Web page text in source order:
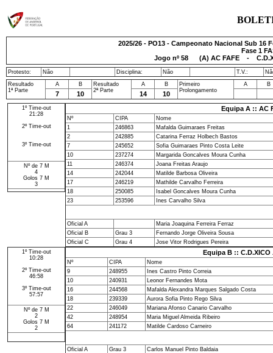
2025/26 - PO13 - Campeonato Nacional Sub 16
Fase 1
Jogo nº 58 (A) AC FAFE -
Protesto: Não Disciplina: Não T.V.:
Resultado
1ª Parte
A B
Resultado
2ª Parte
A B
Primeiro
Prolongamento
A B
7 10 14 10
1º Time-out
21:28
2º Time-out
3º Time-out
Nº de 7 M
4
Golos 7 M
3
Equipa A :: AC
Nº CIPA
Nome
1
246863
Mafalda Guimaraes Freitas
2
242885
Catarina Ferraz Holbech Bastos
7
245652
Sofia Guimaraes Pinto Costa Leite
10
237274
Margarida Goncalves Moura Cunha
11
246374
Joana Freitas Araujo
14
242044
Matilde Barbosa Oliveira
17
246219
Mathilde Carvalho Ferreira
18
250085
Isabel Goncalves Moura Cunha
23
253596 Ines Carvalho Silva
Oficial A
Maria Joaquina Ferreira Ferraz
Oficial B
Grau 3
Fernando Jorge Oliveira Sousa
Oficial C
Grau 4
Jose Vitor Rodrigues Pereira
1º Time-out
10:28
2º Time-out
46:58
3º Time-out
57:57
Nº de 7 M
2
Golos 7 M
2
Equipa B :: C.D.XICO
Nº CIPA
Nome
9
248955
Ines Castro Pinto Correia
10
240931
Leonor Fernandes Mota
16
244568
Mafalda Alexandra Marques Salgado Costa
18
239339
Aurora Sofia Pinto Rego Silva
22
246049
Mariana Afonso Canario Carvalho
42
248954
Maria Miguel Almeida Ribeiro
64
241172 Matilde Cardoso Carneiro
Oficial A Grau 3 Carlos Manuel Pinto Baldaia